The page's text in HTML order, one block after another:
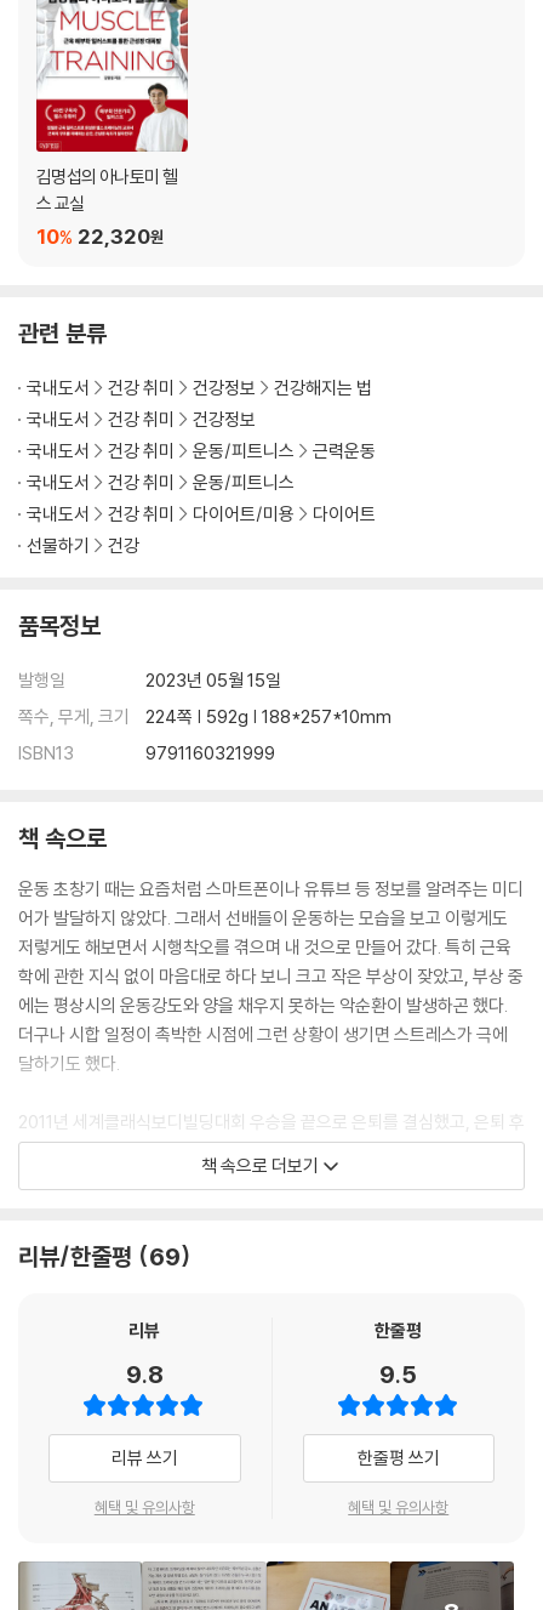
어깨 근육의 구조
어깨 통증과 부상의 원인
WORKOUT #01 비하인드 넥 프레스
WORKOUT #02 프론트 프레스(밀리터리 프레스)
WORKOUT #03 덤벨 숄더 프레스
WORKOUT #04 사이드 래터럴 레이즈
WORKOUT #05 페이스풀
WORKOUT #06 리버스 펙 덱 플라이
WORKOUT #07 리어 래터럴 레이즈
WORKOUT #10 업라이트 로우
이두근의 구조
WORKOUT #01 스탠딩 바벨 컬
WORKOUT #02 프리처 컬
WORKOUT #03 얼터네이트 덤벨 컬
WORKOUT #04 해머 컬
WORKOUT #05 케이블 컬
WORKOUT #02 라잉 트라이셉스 익스텐션
WORKOUT #04 원 암 덤벨 오버헤드 익스텐션
CHAPTER 08 복근 운동
복근의 구조
WORKOUT #02 인클라인 벤치 싯업
WORKOUT #03 벤치 레그 레이즈
WORKOUT #04 행잉 니 레이즈
WORKOUT #05 행잉 레그 레이즈
CHAPTER 09 하체 운동
하체 근육의 구조
저항과 부상
WORKOUT #01 바벨 스쿼트
WORKOUT #02 레그 프레스
WORKOUT #04 레그 익스텐션
WORKOUT #05 레그 컬
WORKOUT #06 바벨 런지
PROGRAM #01 입문자용 운동 루틴(무분할 4주 프로그램)
PROGRAM #03 초보자용 운동 루틴 3∼4주차(2분할 4주 프로그램)
PROGRAM #05 4분할 10주 프로그램
PROGRAM #06 5분할 8주 프로그램
김명섭의 아나토미 헬
스 교실
22,320원
10%
관련 분류
국내도서 건강 취미 건강정보
건강해지는 법
국내도서
건강 취미
건강정보
국내도서
건강 취미 운동/피트니스
근력운동
국내도서
건강 취미
운동/피트니스
국내도서
건강 취미 다이어트/미용
다이어트
선물하기
건강
품목정보
발행일
2023년 05월 15일
쪽수, 무게, 크기
224쪽 | 592g | 188*257*10mm
ISBN13
9791160321999
책 속으로
운동 초창기 때는 요즘처럼 스마트폰이나 유튜브 등 정보를 알려주는 미디
어가 발달하지 않았다. 그래서 선배들이 운동하는 모습을 보고 이렇게도
저렇게도 해보면서 시행착오를 겪으며 내 것으로 만들어 갔다. 특히 근육
학에 관한 지식 없이 마음대로 하다 보니 크고 작은 부상이 잦았고, 부상 중
에는 평상시의 운동강도와 양을 채우지 못하는 악순환이 발생하곤 했다.
더구나 시합 일정이 촉박한 시점에 그런 상황이 생기면 스트레스가 극에
달하기도 했다.
2011년 세계클래식보디빌딩대회 우승을 끝으로 은퇴를 결심했고, 은퇴 후
그동안 목말라했던 근육학에 대한 관심이 더욱 커졌다. 근육의 원리를 접
목하여 다양한 부상을 예방하고 안전하게 운동할 수 있는 방법을 찾기 위
란 이루 말할 수 없지만 몇 개월이 지나자 조금씩 이해가 되기 시작했다. 이
인 강의를 수도 없이 보면서 근육학에 완전히 빠져 있었다. 그리고 공부를
선수 시절 근육학 지식을 알고 운동했더라면 훨씬 더 좋은 몸을 만들 수 있
지 않았을까 하는 아쉬움도 들곤 했다.
물론 내가 가지고 있는 근육학 지식은 전문가들에 비하면 보잘것없다. 하
지만 20여 년간 직접 해온 운동방법에 근육학을 접목하여 최대한 부상을
--- 본문 중에서
책 속으로 더보기
리뷰/한줄평 69
리뷰
9.8
리뷰 쓰기
혜택 및 유의사항
한줄평
9.5
한줄평 쓰기
혜택 및 유의사항